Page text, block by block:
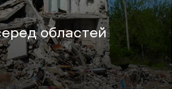
областей